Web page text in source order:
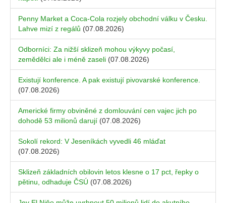
Penny Market a Coca-Cola rozjely obchodní válku v Česku.
Lahve mizí z regálů (07.08.2026)
Odborníci: Za nižší sklizeň mohou výkyvy počasí,
zemědělci ale i méně zaseli (07.08.2026)
Existují konference. A pak existují pivovarské konference.
(07.08.2026)
Americké firmy obviněné z domlouvání cen vajec jich po
dohodě 53 milionů darují (07.08.2026)
Sokolí rekord: V Jeseníkách vyvedli 46 mláďat
(07.08.2026)
Sklizeň základních obilovin letos klesne o 17 pct, řepky o
pětinu, odhaduje ČSÚ (07.08.2026)